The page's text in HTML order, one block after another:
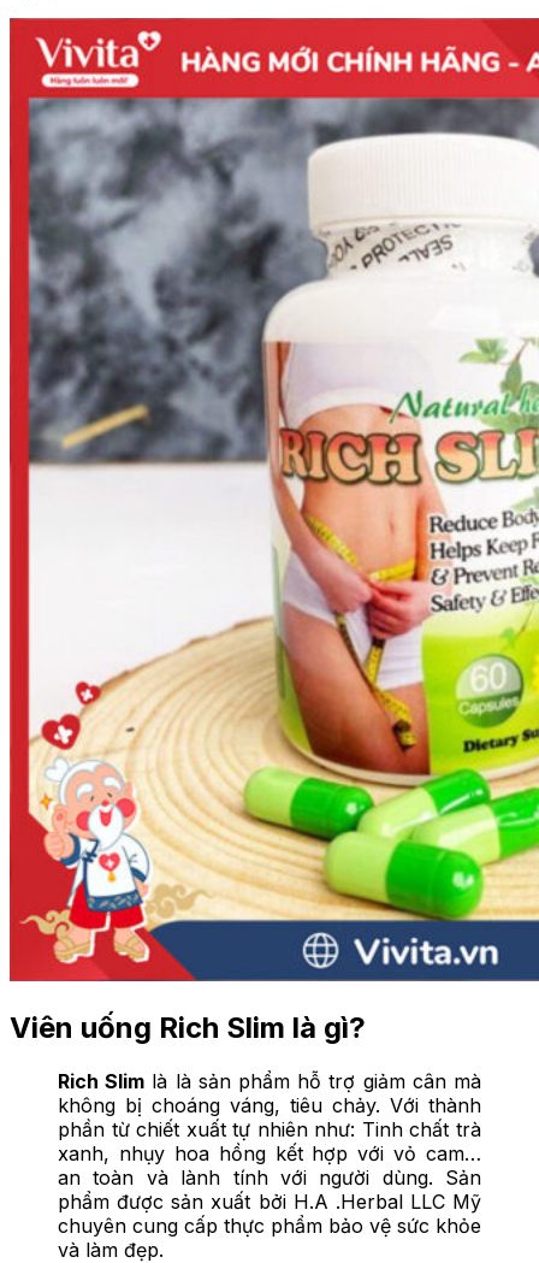
Viên uống Rich Slim là gì?
Rich Slim là là sản phẩm hỗ trợ giảm cân mà
không bị choáng váng, tiêu chảy. Với thành
phần từ chiết xuất tự nhiên như: Tinh chất trà
xanh, nhụy hoa hồng kết hợp với vỏ cam…
an toàn và lành tính với người dùng. Sản
phẩm được sản xuất bởi H.A .Herbal LLC Mỹ
chuyên cung cấp thực phẩm bảo vệ sức khỏe
và làm đẹp.